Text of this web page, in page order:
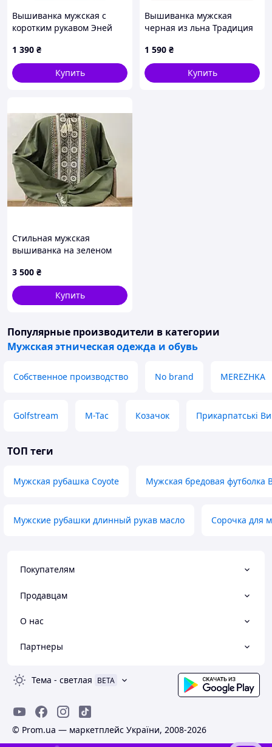
Вышиванка мужская с
коротким рукавом Эней
M86138K79
1 390 ₴
Купить
Вышиванка мужская
черная из льна Традиция
1 590 ₴
Купить
Стильная мужская
вышиванка на зеленом
ручной работы.
3 500 ₴
Купить
Популярные производители в категории
Мужская этническая одежда и обувь
Собственное производство No brand MEREZHKA
Golfstream M-Tac Козачок Прикарпатські
ТОП теги
Мужская рубашка Coyote Мужская бредовая футболка
Мужские рубашки длинный рукав масло Сорочка для
Покупателям
Продавцам
О нас
Партнеры
Тема - светлая BETA
© Prom.ua — маркетплейс України, 2008-2026